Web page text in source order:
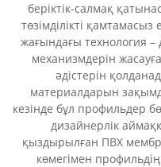
беріктік-салмақ
төзімділікті
жағындағы технология
механизмдерін
әдістерін
материалдарын
кезінде бұл профильдер
дизайнерлік
қыздырылған ПВХ
көмегімен